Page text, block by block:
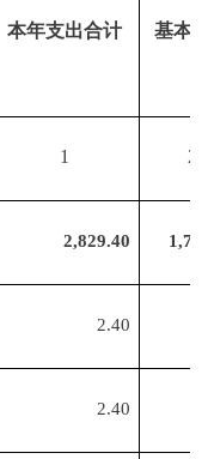
本年支出合计 基本
1 2
2,829.40
2.40
2.40